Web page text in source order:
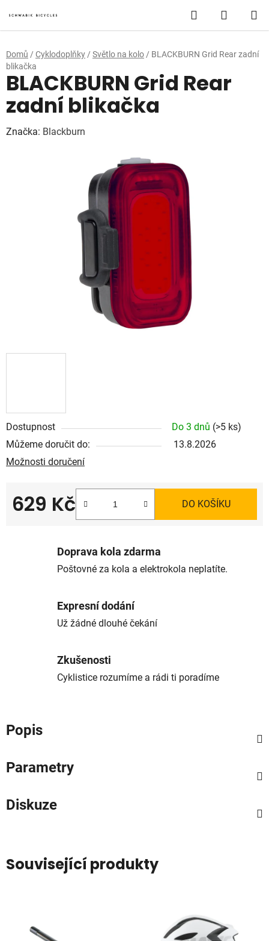
na
obsah
Hledat
KOŠÍK
Domů / Cyklodoplňky / Světlo na kolo / BLACKBURN Grid Rear zadní
blikačka
Dostupnost Do 3 dnů (>5 ks)
Můžeme doručit do:
13.8.2026
Možnosti doručení
629 Kč DO KOŠÍKU
BLACKBURN Grid Rear
zadní blikačka
Značka: Blackburn
Doprava kola zdarma
Poštovné za kola a elektrokola neplatíte.
Expresní dodání
Už žádné dlouhé čekání
Zkušenosti
Cyklistice rozumíme a rádi ti poradíme
Popis
Parametry
Diskuze
Související produkty